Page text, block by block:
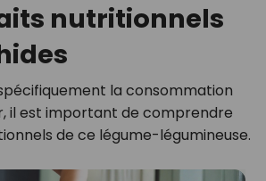
nutritionnels
la consommation
il est important de comprendre
de ce légume-légumineuse.